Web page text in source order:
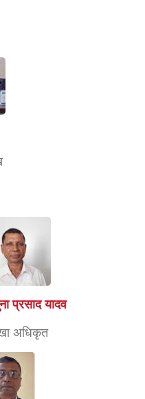
प्रसाद यादव
अधिकृत